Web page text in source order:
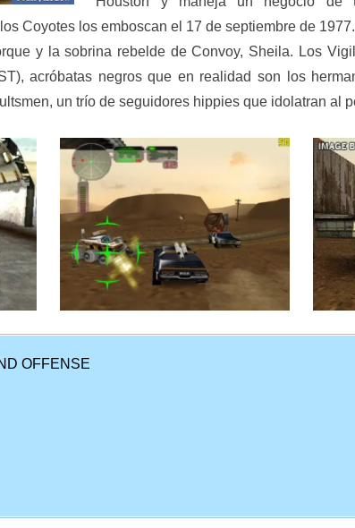
Coyotes los emboscan el 17 de septiembre de
y la sobrina rebelde de Convoy, Sheila. Los
acróbatas negros que en realidad son los
un trío de seguidores hippies que idolatran al
OFFENSE